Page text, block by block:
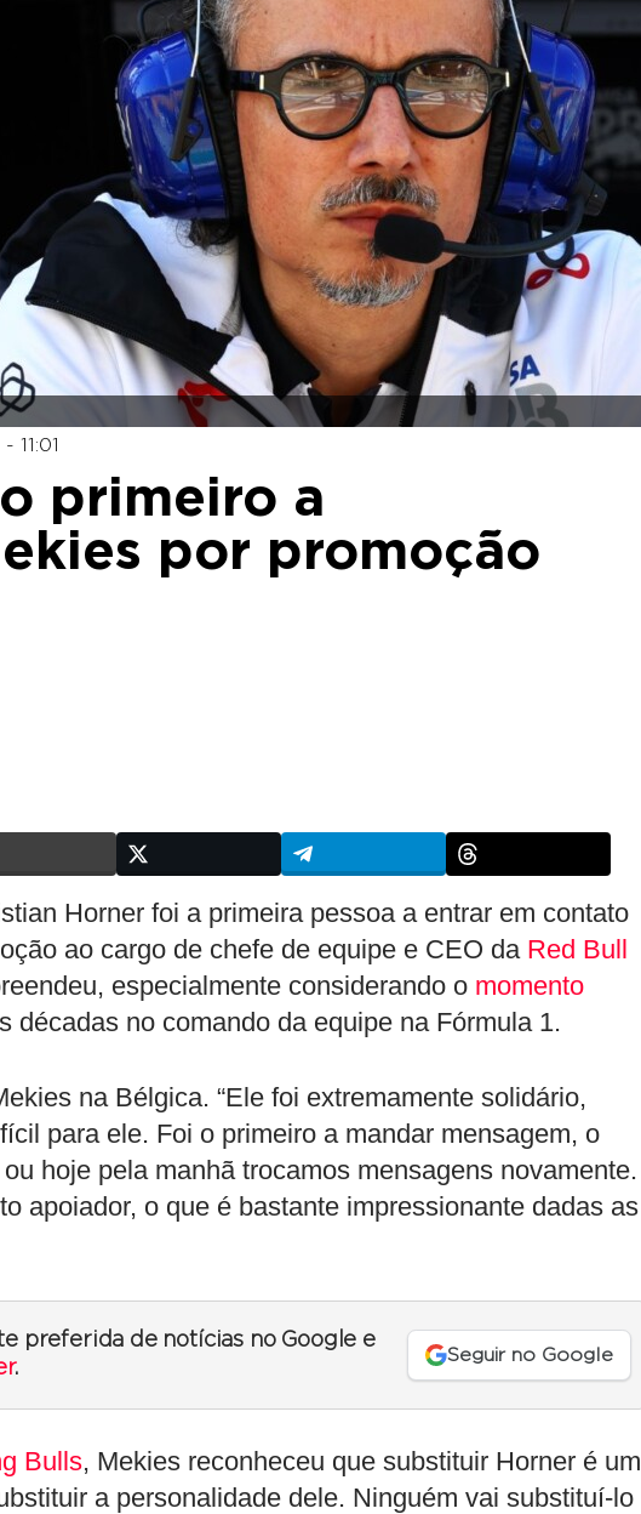
11:01
primeiro a
por promoção
Horner foi a primeira pessoa a entrar em contato
ao cargo de chefe de equipe e CEO da Red Bull
especialmente considerando o momento
décadas no comando da equipe na Fórmula 1.
na Bélgica. “Ele foi extremamente solidário,
para ele. Foi o primeiro a mandar mensagem, o
hoje pela manhã trocamos mensagens novamente.
apoiador, o que é bastante impressionante dadas as
preferida de notícias no Google e
.
Seguir no Google
Bulls, Mekies reconheceu que substituir Horner é um
a personalidade dele. Ninguém vai substituí-lo